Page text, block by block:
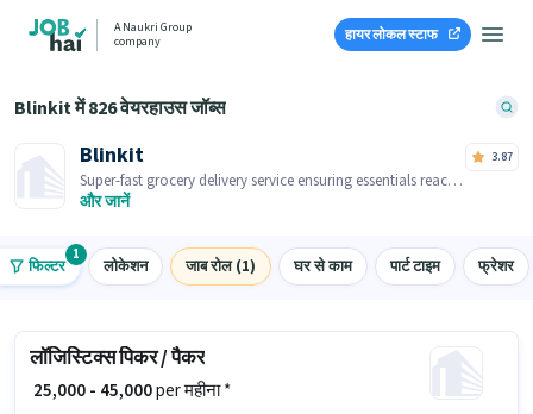
A Naukri Group
company
हायर लोकल स्टाफ
Blinkit में 826 वेयरहाउस जॉब्स
Blinkit
Super-fast grocery delivery service ensuring essentials reach
you within minutes.
और जानें
3.87
फिल्टर
1
लोकेशन जाब रोल (1) घर से काम पार्ट टाइम फ्रेशर
लॉजिस्टिक्स पिकर / पैकर
₹ 25,000 - 45,000per महीना *